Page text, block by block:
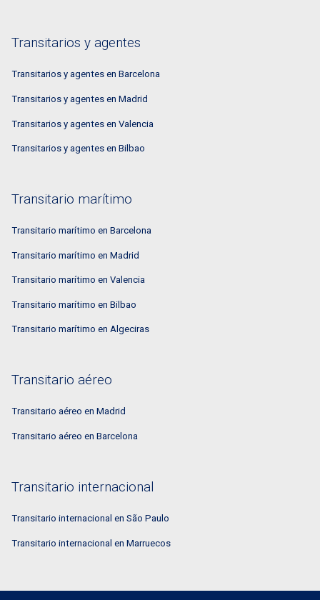
Transitarios y agentes
Transitarios y agentes en Barcelona
Transitarios y agentes en Madrid
Transitarios y agentes en Valencia
Transitarios y agentes en Bilbao
Transitario marítimo
Transitario marítimo en Barcelona
Transitario marítimo en Madrid
Transitario marítimo en Valencia
Transitario marítimo en Bilbao
Transitario marítimo en Algeciras
Transitario aéreo
Transitario aéreo en Madrid
Transitario aéreo en Barcelona
Transitario internacional
Transitario internacional en São Paulo
Transitario internacional en Marruecos